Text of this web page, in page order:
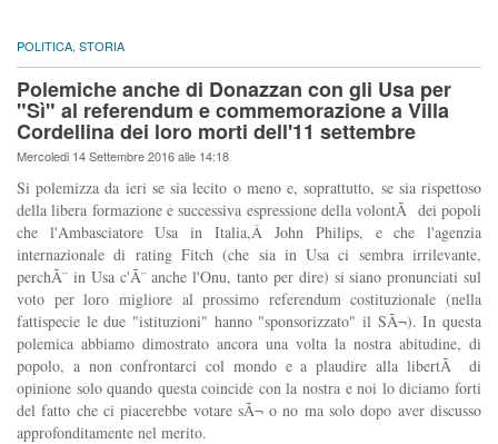
POLITICA STORIA
Polemiche anche di Donazzan con gli Usa per
"Sì" al referendum e commemorazione a Villa
Cordellina dei loro morti dell'11 settembre
Mercoledi 14 Settembre 2016 alle 14:18
Si polemizza da ieri se sia lecito o meno e, soprattutto, se sia rispettoso
della libera formazione e successiva espressione della volontÃ dei popoli
che l'Ambasciatore Usa in Italia,Â John Philips, e che l'agenzia
internazionale di rating Fitch (che sia in Usa ci sembra irrilevante,
perchÃ¨ in Usa c'Ã¨ anche l'Onu, tanto per dire) si siano pronunciati sul
voto per loro migliore al prossimo referendum costituzionale (nella
fattispecie le due "istituzioni" hanno "sponsorizzato" il SÃ¬). In questa
polemica abbiamo dimostrato ancora una volta la nostra abitudine, di
popolo, a non confrontarci col mondo e a plaudire alla libertÃ di
opinione solo quando questa coincide con la nostra e noi lo diciamo forti
del fatto che ci piacerebbe votare sÃ¬ o no ma solo dopo aver discusso
approfonditamente nel merito.